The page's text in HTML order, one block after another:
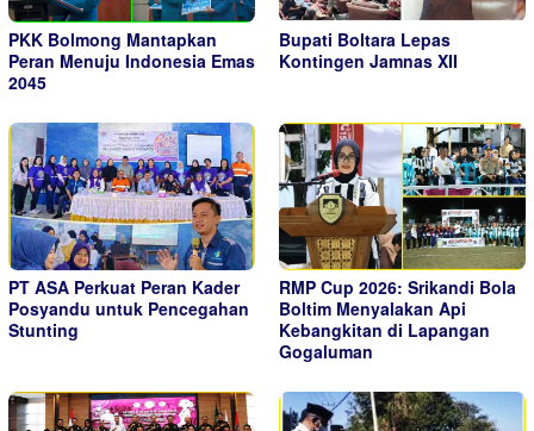
PKK Bolmong Mantapkan
Peran Menuju Indonesia Emas
2045
Bupati Boltara Lepas
Kontingen Jamnas XII
PT ASA Perkuat Peran Kader
Posyandu untuk Pencegahan
Stunting
RMP Cup 2026: Srikandi Bola
Boltim Menyalakan Api
Kebangkitan di Lapangan
Gogaluman